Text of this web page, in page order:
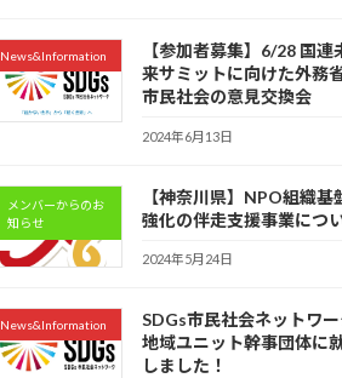
News&Information
【参加者募集】6/28 国連
来サミットに向けた外務
市民社会の意見交換会
2024年6月13日
メンバーからのお
知らせ
【神奈川県】NPO組織基
強化の伴走支援事業につ
2024年5月24日
News&Information
SDGs市民社会ネットワー
地域ユニット幹事団体に
しました！